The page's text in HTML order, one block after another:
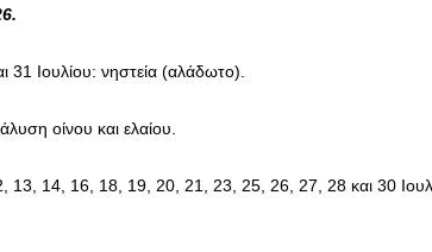
Ιουλίου: νηστεία (αλάδωτο).
οίνου και ελαίου.
14, 16, 18, 19, 20, 21, 23, 25, 26, 27, 28 και 30